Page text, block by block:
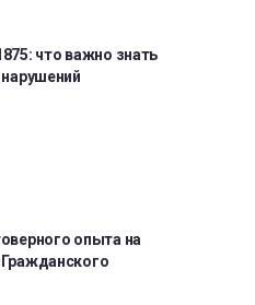
что важно знать
опыта на